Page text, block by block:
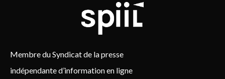
Membre du Syndicat de la presse
indépendante d’information en ligne